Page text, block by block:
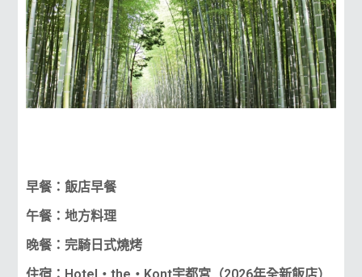
早餐：飯店早餐
午餐：地方料理
晚餐：完騎日式燒烤